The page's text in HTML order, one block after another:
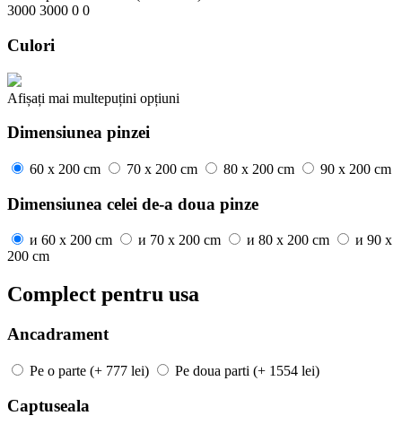
3000 3000 0 0
Culori
Afișați mai multepuțini opțiuni
Dimensiunea pinzei
60 x 200 cm 70 x 200 cm 80 x 200 cm 90 x 200 cm
Dimensiunea celei de-a doua pinze
и 60 x 200 cm и 70 x 200 cm и 80 x 200 cm и 90 x
200 cm
Complect pentru usa
Ancadrament
Pe o parte (+ 777 lei) Pe doua parti (+ 1554 lei)
Captuseala